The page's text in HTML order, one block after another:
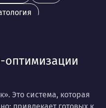
Книги
оптимизации
Это система, которая